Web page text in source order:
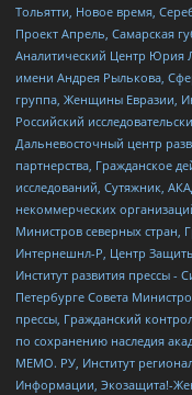
Тольятти, Новое время,
Проект Апрель, Самарская
Аналитический Центр Юрия
имени Андрея Рылькова,
группа, Женщины Евразии,
Российский
Дальневосточный центр
партнерства, Гражданское
исследований, Сутяжник,
некоммерческих
Министров северных стран,
Интернешнл-Р, Центр
Институт развития прессы -
Петербурге Совета
прессы, Гражданский
по сохранению наследия
МЕМО. РУ, Институт
Информации, Экозащита!-